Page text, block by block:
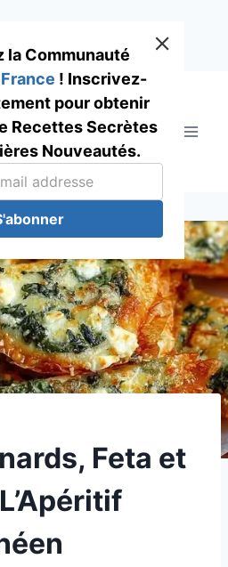
Feta et
la Communauté
! Inscrivez-
pour obtenir
Recettes Secrètes
Nouveautés.